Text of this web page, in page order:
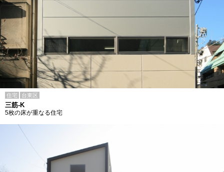
住宅 台東区
三筋-K
5枚の床が重なる住宅